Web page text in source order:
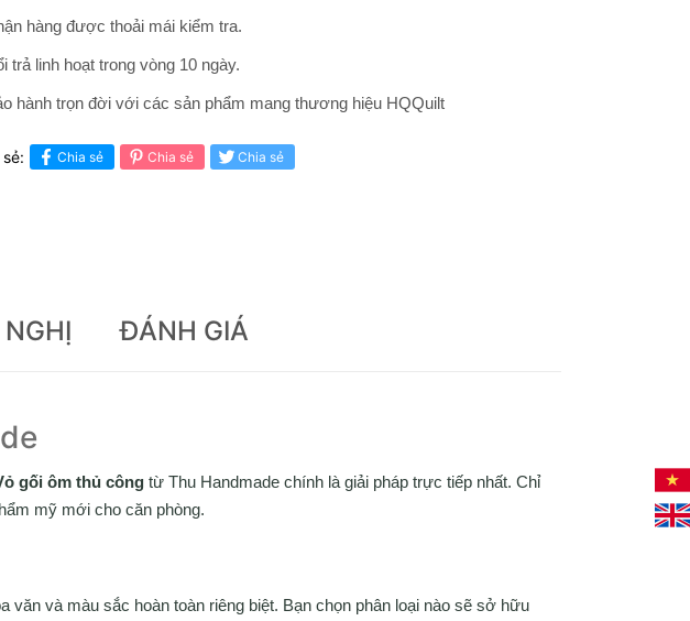
hàng được thoải mái kiểm tra.
trả linh hoạt trong vòng 10 ngày.
hành trọn đời với các sản phẩm mang thương hiệu HQQuilt
Chia sẻ Chia sẻ Chia sẻ
ĐÁNH GIÁ
gối ôm thủ công từ Thu Handmade chính là giải pháp trực tiếp nhất. Chỉ
mỹ mới cho căn phòng.
văn và màu sắc hoàn toàn riêng biệt. Bạn chọn phân loại nào sẽ sở hữu